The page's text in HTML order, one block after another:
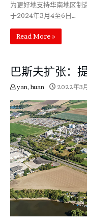
为更好地支持华南地区
于2024年3月4至6日…
Read More »
巴斯夫扩张：
yan, huan 2022年3